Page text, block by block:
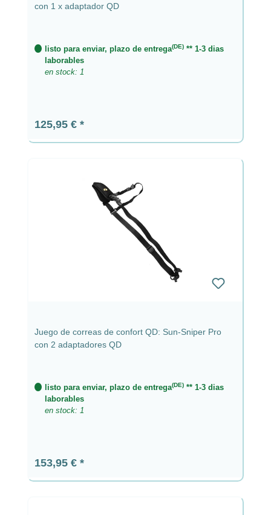
con 1 x adaptador QD
listo para enviar, plazo de entrega(DE) ** 1-3 dias
laborables
en stock: 1
Precio normal:
125,95 €
Juego de correas de confort QD: Sun-Sniper Pro
con 2 adaptadores QD
listo para enviar, plazo de entrega(DE) ** 1-3 dias
laborables
en stock: 1
Precio normal:
153,95 €